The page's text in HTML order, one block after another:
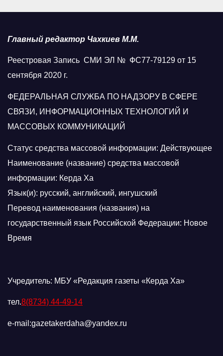
Главный редактор Чахкиев М.М.
Реестровая Запись СМИ ЭЛ № ФС77-79129 от 15
сентября 2020 г.
ФЕДЕРАЛЬНАЯ СЛУЖБА ПО НАДЗОРУ В СФЕРЕ
СВЯЗИ, ИНФОРМАЦИОННЫХ ТЕХНОЛОГИЙ И
МАССОВЫХ КОММУНИКАЦИЙ
Статус средства массовой информации: Действующее
Наименование (название) средства массовой
информации: Керда Ха
Язык(и): русский, английский, ингушский
Перевод наименования (названия) на
государственный язык Российской Федерации: Новое
Время
Учредитель: МБУ «Редакция газеты «Керда Ха»
тел.8(8734) 44-49-14
e-mail:gazetakerdaha@yandex.ru